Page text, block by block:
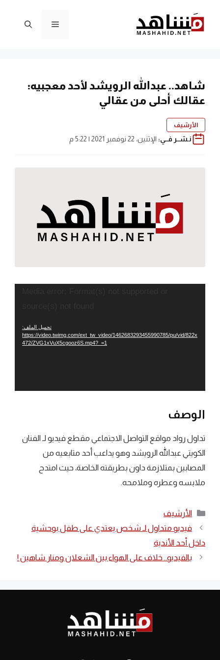
المحتوى
القائمة
شاهد.. عبدالله الرويشد لأحد معجبيه:
عقالك أحلى من عقالي
الأرشيف
نـشــر فــي: الإثنين، 22 نوفمبر 2021 | 5:22 م
تحميل الملف:
https://video.twimg.com/ext_tw_video/1462683293455990785/pu/vid/822x
472/ZVG1xVuX5cgooz6S.mp4?_=1
الوصف
تداول رواد مواقع التواصل الاجتماعي مقطع فيديو لـ الفنان
الكويتي عبدالله الرويشد وهو يداعب أحد متابعيه من
المصابين بمتلازمة داون بطريقته الخاصة، حيث امتدح
ملابسه وعطره وملامحه.
التصنيفات
الأرشيف
فيديو متداول لـ شخص يعتدي على طفل بوحشية
داخل أحد الأندية
بالفيديو.. خلاف على الهواء بين الشعلان ومنار شاهين !